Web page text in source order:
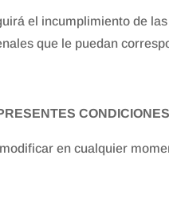
el incumplimiento de
que le puedan
en cualquier